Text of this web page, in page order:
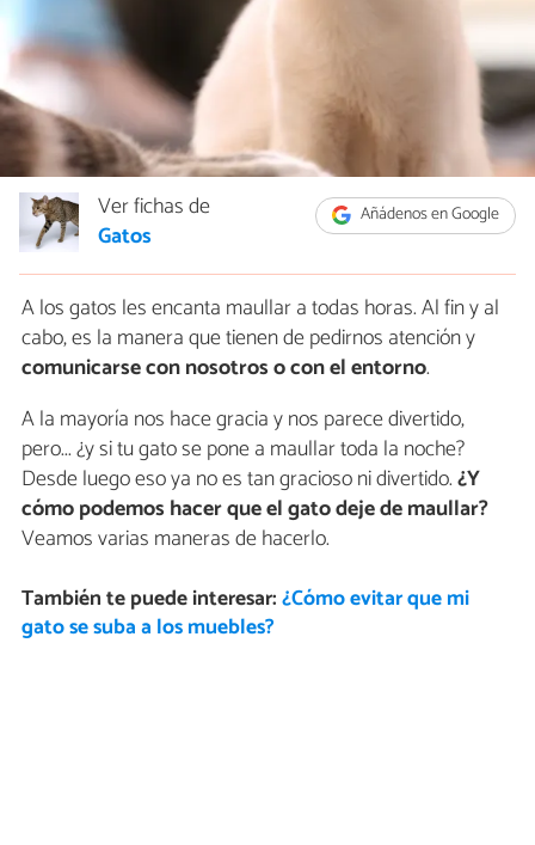
Añádenos en Google
Ver fichas de
Gatos
A los gatos les encanta maullar a todas horas. Al fin y al
cabo, es la manera que tienen de pedirnos atención y
comunicarse con nosotros o con el entorno.
A la mayoría nos hace gracia y nos parece divertido,
pero... ¿y si tu gato se pone a maullar toda la noche?
Desde luego eso ya no es tan gracioso ni divertido.¿Y
cómo podemos hacer que el gato deje de maullar?
Veamos varias maneras de hacerlo.
También te puede interesar:¿Cómo evitar que mi
gato se suba a los muebles?